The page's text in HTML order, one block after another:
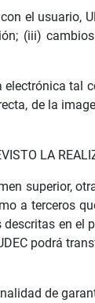
el
(iii)
de la
LA
superior,
a terceros
en
podrá
de